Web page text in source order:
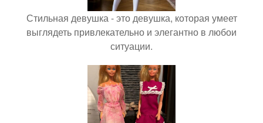
Стильная девушка - это девушка, которая умеет
выглядеть привлекательно и элегантно в любои
ситуации.